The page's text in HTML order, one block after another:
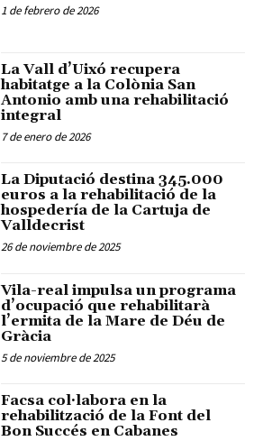
1 de febrero de 2026
La Vall d’Uixó recupera
habitatge a la Colònia San
Antonio amb una rehabilitació
integral
7 de enero de 2026
La Diputació destina 345.000
euros a la rehabilitació de la
hospedería de la Cartuja de
Valldecrist
26 de noviembre de 2025
Vila-real impulsa un programa
d’ocupació que rehabilitarà
l’ermita de la Mare de Déu de
Gràcia
5 de noviembre de 2025
Facsa col·labora en la
rehabilització de la Font del
Bon Succés en Cabanes